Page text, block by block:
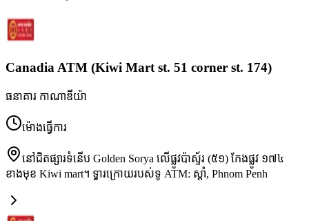
Canadia ATM (Kiwi Mart st. 51 corner st. 174)
ធនាគារ កាណាឌីយ៉ា
ម៉ោងធ្វើការ
នៅជិតផ្សារទំនើប Golden Sorya លើផ្លូវប៉ាស្ទ័រ (៥១) កែងផ្លូវ ១៧៤
ខាងមុខ Kiwi mart។ ទ្វារក្រោយរបស់​ទូ ATM: ស្ដាំ, Phnom Penh